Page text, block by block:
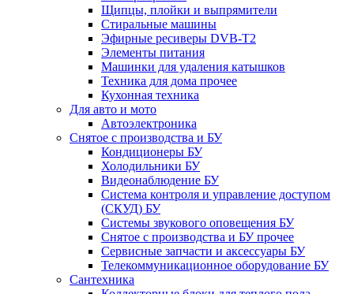
Щипцы, плойки и выпрямители
Стиральные машины
Эфирные ресиверы DVB-T2
Элементы питания
Машинки для удаления катышков
Техника для дома прочее
Кухонная техника
Для авто и мото
Автоэлектроника
Снятое с производства и БУ
Кондиционеры БУ
Холодильники БУ
Видеонаблюдение БУ
Система контроля и управление доступом
(СКУД) БУ
Системы звукового оповещения БУ
Снятое с производства и БУ прочее
Сервисные запчасти и аксессуары БУ
Телекоммуникационное оборудование БУ
Сантехника